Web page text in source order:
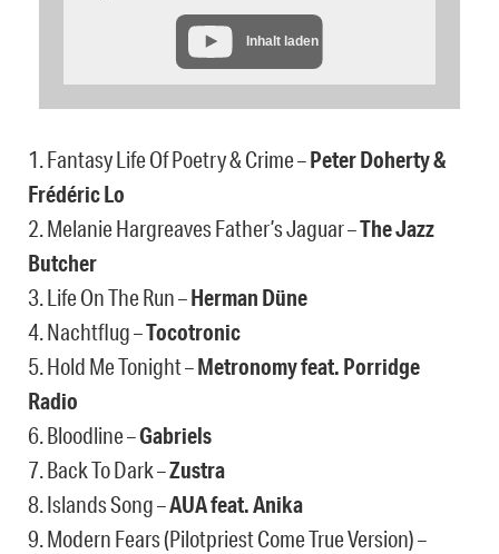
Inhalt laden
1. Fantasy Life Of Poetry & Crime –Peter Doherty &
Frédéric Lo
2. Melanie Hargreaves Father’s Jaguar –The Jazz
Butcher
3. Life On The Run –Herman Düne
4. Nachtflug –Tocotronic
5. Hold Me Tonight –Metronomy feat. Porridge
Radio
6. Bloodline –Gabriels
7. Back To Dark –Zustra
8. Islands Song –AUA feat. Anika
9. Modern Fears (Pilotpriest Come True Version) –